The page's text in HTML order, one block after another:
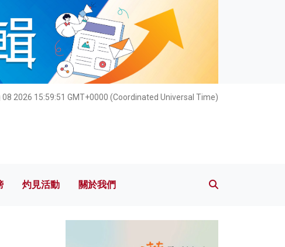
2026 15:59:52 GMT+0000 (Coordinated Universal Time)
榜 灼見活動 關於我們
灼見活動 關於我們